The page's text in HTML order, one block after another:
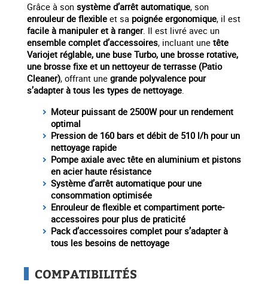
Grâce à son système d’arrêt automatique, son
enrouleur de flexible et sa poignée ergonomique, il est
facile à manipuler et à ranger. Il est livré avec un
ensemble complet d’accessoires, incluant une tête
Variojet réglable, une buse Turbo, une brosse rotative,
une brosse fixe et un nettoyeur de terrasse (Patio
Cleaner), offrant une grande polyvalence pour
s’adapter à tous les types de nettoyage.
Moteur puissant de 2500W pour un rendement
optimal
Pression de 160 bars et débit de 510 l/h pour un
nettoyage rapide
Pompe axiale avec tête en aluminium et pistons
en acier haute résistance
Système d’arrêt automatique pour une
consommation optimisée
Enrouleur de flexible et compartiment porte-
accessoires pour plus de praticité
Pack d’accessoires complet pour s’adapter à
tous les besoins de nettoyage
COMPATIBILITÉS